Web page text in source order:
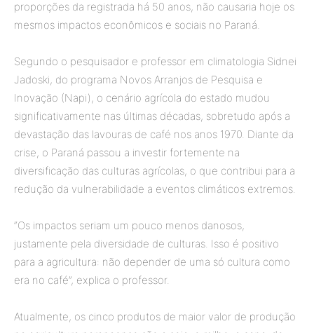
proporções da registrada há 50 anos, não causaria hoje os
mesmos impactos econômicos e sociais no Paraná.
Segundo o pesquisador e professor em climatologia Sidnei
Jadoski, do programa Novos Arranjos de Pesquisa e
Inovação (Napi), o cenário agrícola do estado mudou
significativamente nas últimas décadas, sobretudo após a
devastação das lavouras de café nos anos 1970. Diante da
crise, o Paraná passou a investir fortemente na
diversificação das culturas agrícolas, o que contribui para a
redução da vulnerabilidade a eventos climáticos extremos.
“Os impactos seriam um pouco menos danosos,
justamente pela diversidade de culturas. Isso é positivo
para a agricultura: não depender de uma só cultura como
era no café”, explica o professor.
Atualmente, os cinco produtos de maior valor de produção